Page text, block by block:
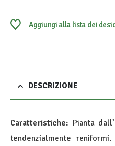
Aggiungi alla lista dei
DESCRIZIONE
Caratteristiche: Pianta
tendenzialmente reniformi.